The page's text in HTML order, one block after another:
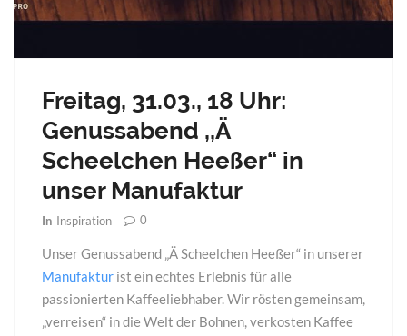
Freitag, 31.03., 18 Uhr:
Genussabend ,,Ä
Scheelchen Heeßer“ in
unser Manufaktur
In Inspiration 0
Unser Genussabend „Ä Scheelchen Heeßer“ in unserer
Manufaktur ist ein echtes Erlebnis für alle
passionierten Kaffeeliebhaber. Wir rösten gemeinsam,
„verreisen“ in die Welt der Bohnen, verkosten Kaffee